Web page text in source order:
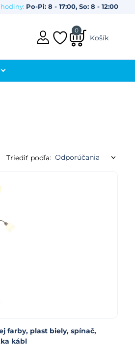
Po-Pi: 8 - 17:00, So: 8 - 12:00
0
Košík
Triediť podľa:
farby, plast biely, spínač,
kábl